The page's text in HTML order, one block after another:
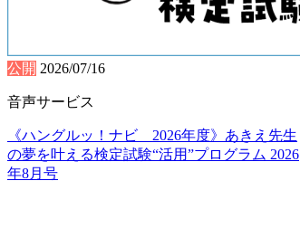
公開 2026/07/16
音声サービス
《ハングルッ！ナビ 2026年度》あきえ先生
の夢を叶える検定試験“活用”プログラム 2026
年8月号